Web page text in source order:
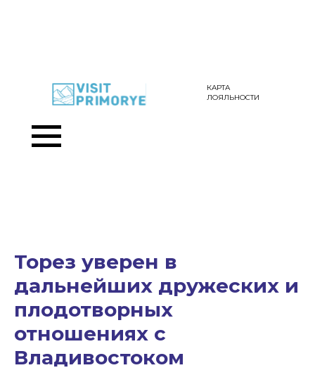
КАРТА
ЛОЯЛЬНОСТИ
Торез уверен в
дальнейших дружеских и
плодотворных
отношениях с
Владивостоком